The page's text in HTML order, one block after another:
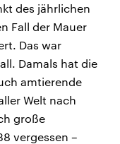
des jährlichen
Fall der Mauer
Das war
Damals hat die
amtierende
Welt nach
große
vergessen –